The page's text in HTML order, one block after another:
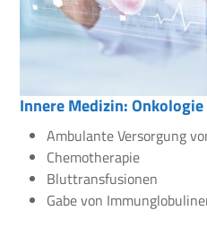
Innere Medizin: Onkologie
Ambulante Versorgung
Chemotherapie
Bluttransfusionen
Gabe von